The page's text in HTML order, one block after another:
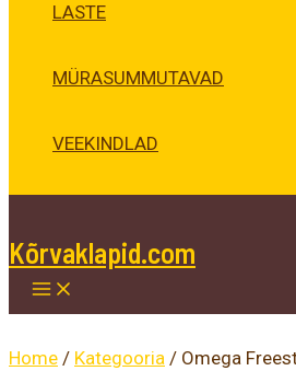
LASTE
MÜRASUMMUTAVAD
VEEKINDLAD
Kõrvaklapid.com
Home / Kategooria / Omega